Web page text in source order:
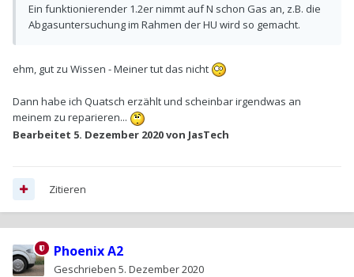
Ein funktionierender 1.2er nimmt auf N schon Gas an, z.B. die
Abgasuntersuchung im Rahmen der HU wird so gemacht.
ehm, gut zu Wissen - Meiner tut das nicht
Dann habe ich Quatsch erzählt und scheinbar irgendwas an
meinem zu reparieren...
Bearbeitet 5. Dezember 2020von JasTech
Zitieren
Phoenix A2
Geschrieben 5. Dezember 2020